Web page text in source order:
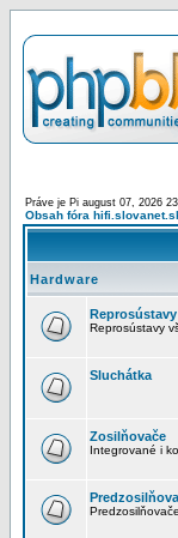
Práve je Pi august 07, 2026
Obsah fóra
Hardware
Reprosústavy
Reprosústavy
Sluchátka
Zosilňovače
Integrované i